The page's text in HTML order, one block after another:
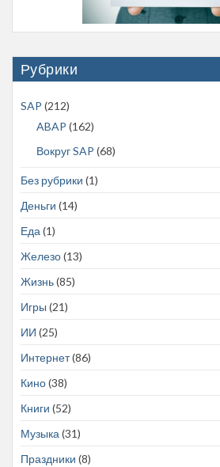
Рубрики
SAP (212)
ABAP (162)
Вокруг SAP (68)
Без рубрики (1)
Деньги (14)
Еда(1)
Железо(13)
Жизнь(85)
Игры (21)
ИИ (25)
Интернет(86)
Кино(38)
Книги (52)
Музыка(31)
Праздники (8)